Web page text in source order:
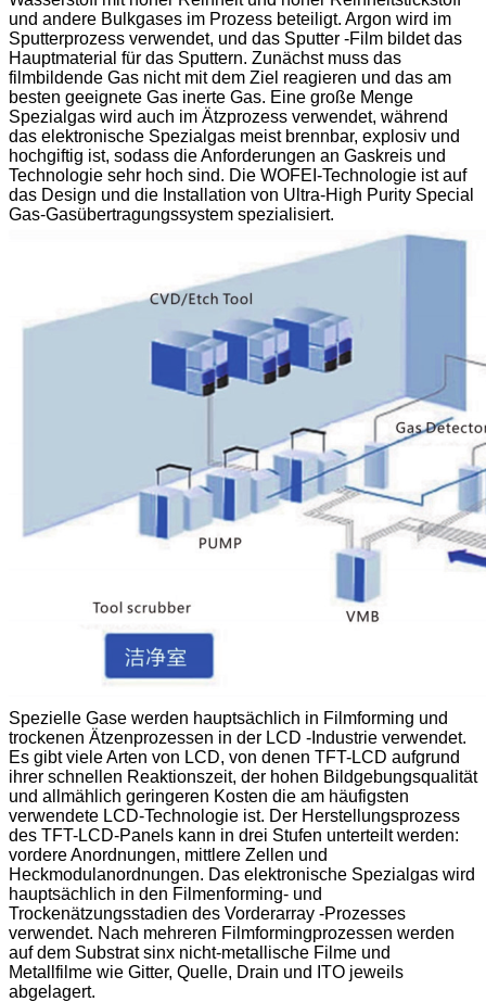
und andere Bulkgases im Prozess beteiligt. Argon wird im
Sputterprozess verwendet, und das Sputter -Film bildet das
Hauptmaterial für das Sputtern. Zunächst muss das
filmbildende Gas nicht mit dem Ziel reagieren und das am
besten geeignete Gas inerte Gas. Eine große Menge
Spezialgas wird auch im Ätzprozess verwendet, während
das elektronische Spezialgas meist brennbar, explosiv und
hochgiftig ist, sodass die Anforderungen an Gaskreis und
Technologie sehr hoch sind. Die WOFEI-Technologie ist auf
das Design und die Installation von Ultra-High Purity Special
Gas-Gasübertragungssystem spezialisiert.
Spezielle Gase werden hauptsächlich in Filmforming und
trockenen Ätzenprozessen in der LCD -Industrie verwendet.
Es gibt viele Arten von LCD, von denen TFT-LCD aufgrund
ihrer schnellen Reaktionszeit, der hohen Bildgebungsqualität
und allmählich geringeren Kosten die am häufigsten
verwendete LCD-Technologie ist. Der Herstellungsprozess
des TFT-LCD-Panels kann in drei Stufen unterteilt werden:
vordere Anordnungen, mittlere Zellen und
Heckmodulanordnungen. Das elektronische Spezialgas wird
hauptsächlich in den Filmenforming- und
Trockenätzungsstadien des Vorderarray -Prozesses
verwendet. Nach mehreren Filmformingprozessen werden
auf dem Substrat sinx nicht-metallische Filme und
Metallfilme wie Gitter, Quelle, Drain und ITO jeweils
abgelagert.